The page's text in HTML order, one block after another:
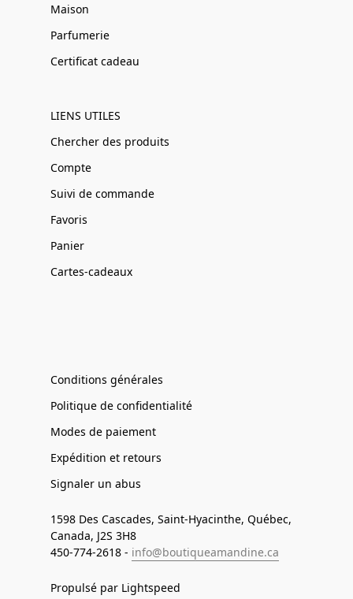
Maison
Parfumerie
Certificat cadeau
LIENS UTILES
Chercher des produits
Compte
Suivi de commande
Favoris
Panier
Cartes-cadeaux
Conditions générales
Politique de confidentialité
Modes de paiement
Expédition et retours
Signaler un abus
1598 Des Cascades, Saint-Hyacinthe, Québec,
Canada, J2S 3H8
450-774-2618 - info@boutiqueamandine.ca
Propulsé par Lightspeed